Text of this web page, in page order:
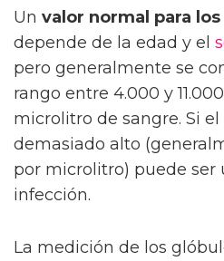
Un valor normal para
depende de la edad y el
pero generalmente se
rango entre 4.000 y
microlitro de sangre. Si
demasiado alto
por microlitro) puede ser
infección.
La medición de los